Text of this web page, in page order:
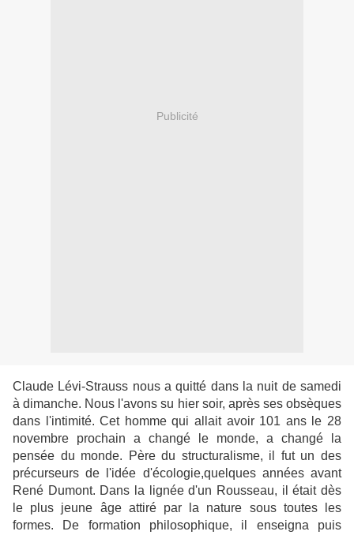
Publicité
Claude Lévi-Strauss nous a quitté dans la nuit de samedi
à dimanche. Nous l'avons su hier soir, après ses obsèques
dans l'intimité. Cet homme qui allait avoir 101 ans le 28
novembre prochain a changé le monde, a changé la
pensée du monde. Père du structuralisme, il fut un des
précurseurs de l'idée d'écologie,quelques années avant
René Dumont. Dans la lignée d'un Rousseau, il était dès
le plus jeune âge attiré par la nature sous toutes les
formes. De formation philosophique, il enseigna puis